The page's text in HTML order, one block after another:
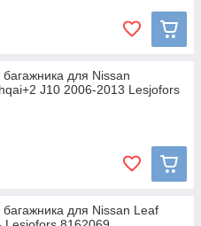
для Nissan
J10 2006-2013 Lesjofors
для Nissan Leaf